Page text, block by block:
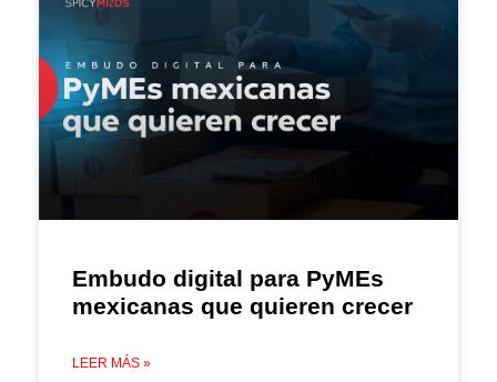
Embudo digital para PyMEs
mexicanas que quieren crecer
LEER MÁS »